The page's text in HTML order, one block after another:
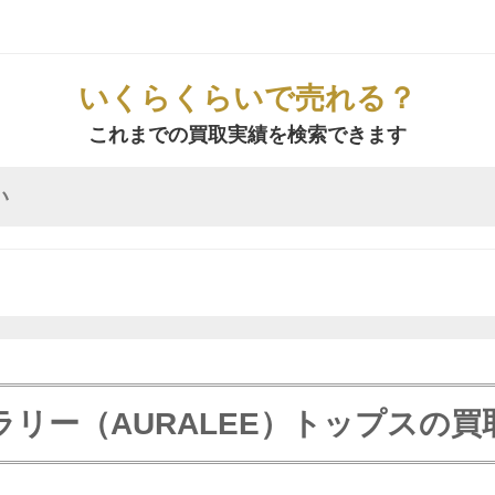
いくらくらいで売れる？
これまでの買取実績を検索できます
リー（AURALEE）トップスの買